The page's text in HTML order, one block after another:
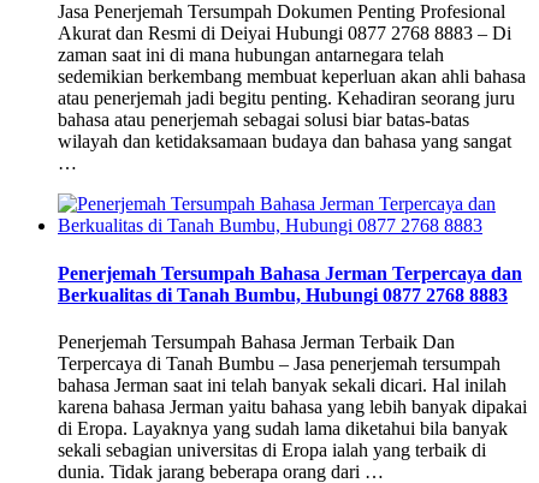
Jasa Penerjemah Tersumpah Dokumen Penting Profesional
Akurat dan Resmi di Deiyai Hubungi 0877 2768 8883 – Di
zaman saat ini di mana hubungan antarnegara telah
sedemikian berkembang membuat keperluan akan ahli bahasa
atau penerjemah jadi begitu penting. Kehadiran seorang juru
bahasa atau penerjemah sebagai solusi biar batas-batas
wilayah dan ketidaksamaan budaya dan bahasa yang sangat
…
Penerjemah Tersumpah Bahasa Jerman Terpercaya dan
Berkualitas di Tanah Bumbu, Hubungi 0877 2768 8883
Penerjemah Tersumpah Bahasa Jerman Terbaik Dan
Terpercaya di Tanah Bumbu – Jasa penerjemah tersumpah
bahasa Jerman saat ini telah banyak sekali dicari. Hal inilah
karena bahasa Jerman yaitu bahasa yang lebih banyak dipakai
di Eropa. Layaknya yang sudah lama diketahui bila banyak
sekali sebagian universitas di Eropa ialah yang terbaik di
dunia. Tidak jarang beberapa orang dari …